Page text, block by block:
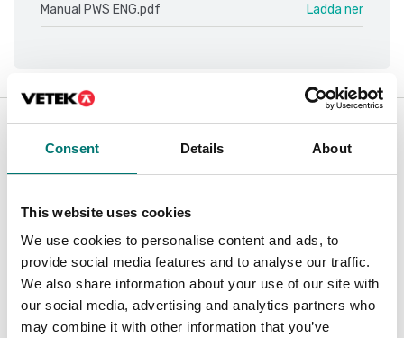
Consent Details About
This website uses cookies
We use cookies to personalise content and ads, to
provide social media features and to analyse our traffic.
We also share information about your use of our site with
our social media, advertising and analytics partners who
may combine it with other information that you’ve
Manual PWS ENG.pdf Ladda ner
Tillbehör / Reservdelar
Visar7/7